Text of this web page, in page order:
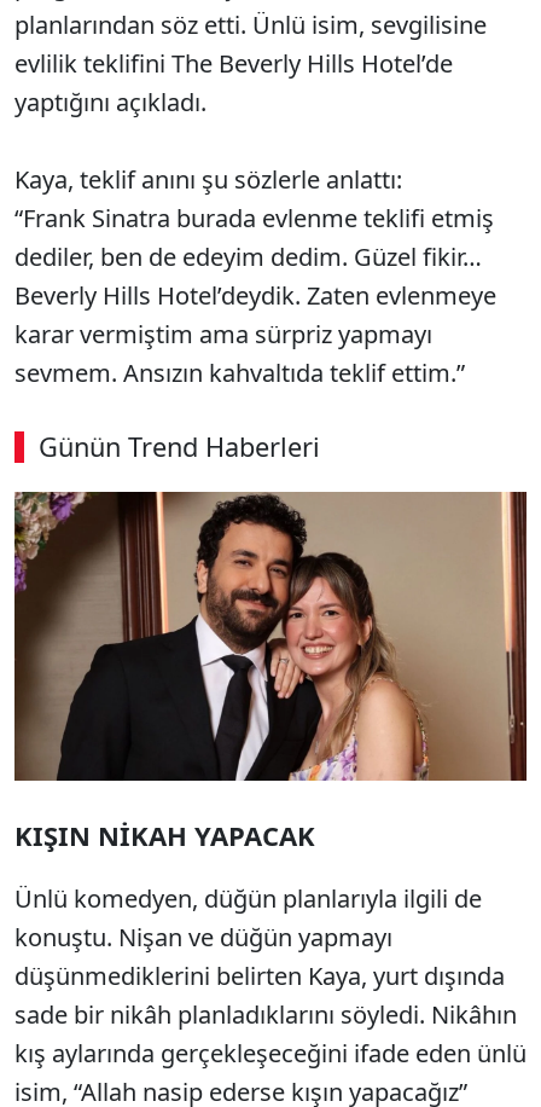
planlarından söz etti. Ünlü isim, sevgilisine
evlilik teklifini The Beverly Hills Hotel’de
yaptığını açıkladı.
Kaya, teklif anını şu sözlerle anlattı:
“Frank Sinatra burada evlenme teklifi etmiş
dediler, ben de edeyim dedim. Güzel fikir…
Beverly Hills Hotel’deydik. Zaten evlenmeye
karar vermiştim ama sürpriz yapmayı
sevmem. Ansızın kahvaltıda teklif ettim.”
Günün Trend Haberleri
00:02 / 08:06
KIŞIN NİKAH YAPACAK
Ünlü komedyen, düğün planlarıyla ilgili de
konuştu. Nişan ve düğün yapmayı
düşünmediklerini belirten Kaya, yurt dışında
sade bir nikâh planladıklarını söyledi. Nikâhın
kış aylarında gerçekleşeceğini ifade eden ünlü
isim, “Allah nasip ederse kışın yapacağız”